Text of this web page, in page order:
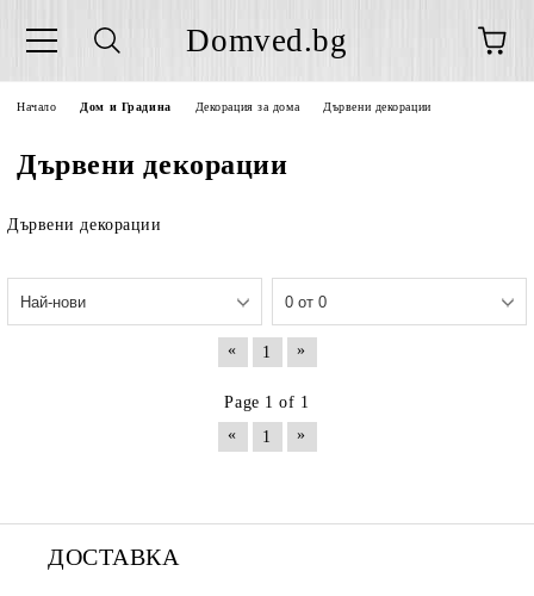
Domved.bg
Начало Дом и Градина Декорация за дома Дървени декорации
Дървени декорации
Дървени декорации
« 1 »
Page 1 of 1
«
1 »
ДОСТАВКА